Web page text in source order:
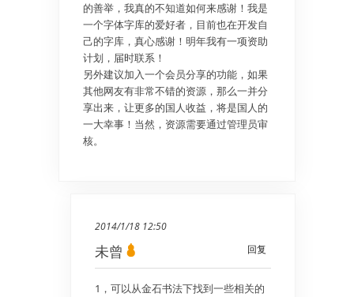
的善举，我真的不知道如何来感谢！我是
一个字体字库的爱好者，目前也在开发自
己的字库，真心感谢！明年我有一项资助
计划，届时联系！
另外建议加入一个会员分享的功能，如果
其他网友有非常不错的资源，那么一并分
享出来，让更多的国人收益，将是国人的
一大幸事！当然，资源需要通过管理员审
核。
2014/1/18 12:50
回复
未曾
1，可以从金石书法下找到一些相关的